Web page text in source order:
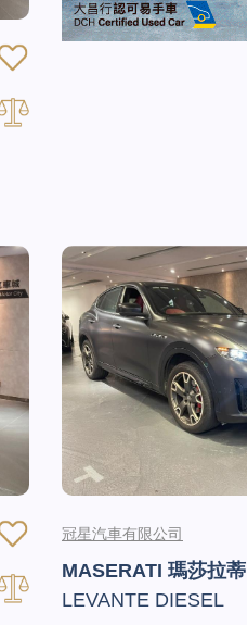
冠星汽車有限公司
MASERATI 瑪莎拉蒂
LEVANTE DIESEL